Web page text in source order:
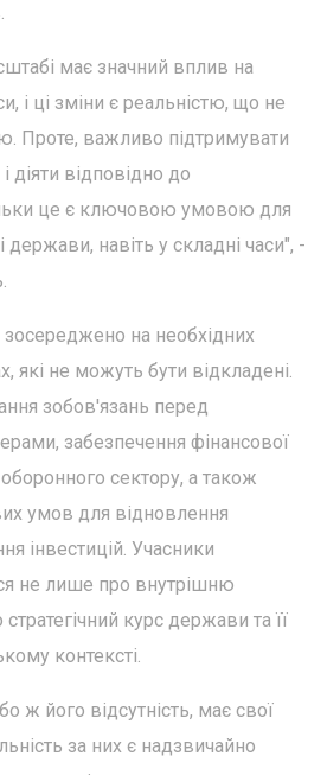
має значний вплив на
і ці зміни є реальністю, що не
Проте, важливо підтримувати
діяти відповідно до
це є ключовою умовою для
держави, навіть у складні часи", -
на необхідних
які не можуть бути відкладені.
зобов'язань перед
забезпечення фінансової
сектору, а також
умов для відновлення
інвестицій. Учасники
не лише про внутрішню
курс держави та її
контексті.
ж його відсутність, має свої
за них є надзвичайно